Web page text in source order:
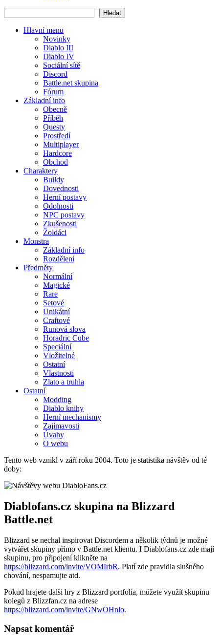
Hledat
Hlavní menu
Novinky
Diablo III
Diablo IV
Sociální sítě
Discord
Battle.net skupina
Fórum
Základní info
Obecně
Příběh
Questy
Prostředí
Multiplayer
Hardcore
Obchod
Charaktery
Buildy
Dovednosti
Herní postavy
Odolnosti
NPC postavy
Zkušenosti
Žoldáci
Monstra
Základní info
Rozdělení
Předměty
Normální
Magické
Rare
Setové
Unikátní
Craftové
Runová slova
Horadric Cube
Speciální
Vložitelné
Ostatní
Vlastnosti
Zlato a truhla
Ostatní
Modding
Diablo knihy
Herní mechanismy
Zajímavosti
Úvahy
O webu
Tento web vznikl v září roku 2004. Toto je statistika návštěv od té
doby:
Diablofans.cz skupina na Blizzard
Battle.net
Blizzard se nechal inspirovat Discordem a několik týdnů je možné
vytvářet skupiny přímo v Battle.net klientu. I Diablofans.cz zde mají
skupinu, pro připojení klikněte na
https://blizzard.com/invite/VOMIrbR. Platí zde pravidla slušného
chování, nespamujte atd.
Pokud hrajete další hry z Blizzard portfolia, můžete využít skupinu
kolegů z Blizzfan.cz na adrese
https://blizzard.com/invite/GNwOHnlo.
Napsat komentář